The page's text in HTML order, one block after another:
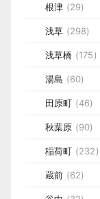
根津 (29)
浅草 (298)
浅草橋 (175)
湯島 (60)
田原町 (46)
秋葉原 (90)
稲荷町 (232)
蔵前 (62)